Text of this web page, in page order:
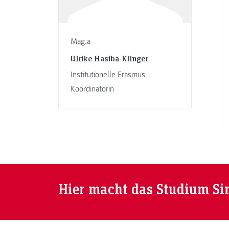
Mag.a
Ulrike Hasiba-Klinger
Institutionelle Erasmus
Koordinatorin
Hier macht das Studium